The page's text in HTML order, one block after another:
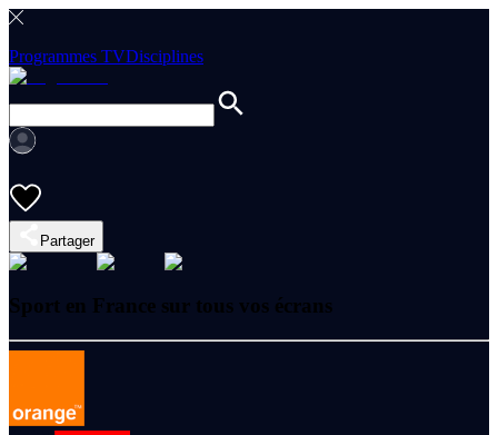
Programmes TVDisciplines
Partager
Sport en France sur tous vos écrans